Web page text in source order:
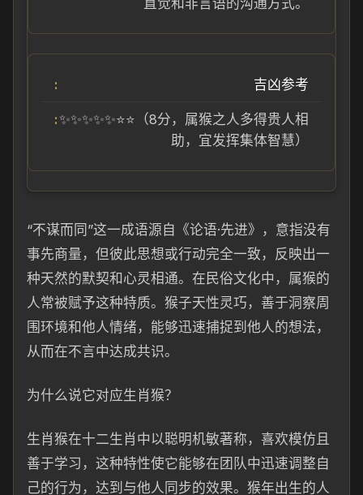
直觉和非言语的沟通方式。
吉凶参考
✨✨✨✨✨⭐⭐（8分，属猴之人多得贵人相
助，宜发挥集体智慧）
“不谋而同”这一成语源自《论语·先进》，意指没有
事先商量，但彼此思想或行动完全一致，反映出一
种天然的默契和心灵相通。在民俗文化中，属猴的
人常被赋予这种特质。猴子天性灵巧，善于洞察周
围环境和他人情绪，能够迅速捕捉到他人的想法，
从而在不言中达成共识。
为什么说它对应生肖猴？
生肖猴在十二生肖中以聪明机敏著称，喜欢模仿且
善于学习，这种特性使它能够在团队中迅速调整自
己的行为，达到与他人同步的效果。猴年出生的人